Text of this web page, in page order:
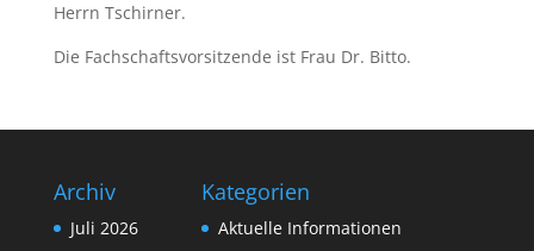
Herrn Tschirner.
Die Fachschaftsvorsitzende ist Frau Dr. Bitto.
Archiv
Juli 2026
Kategorien
Aktuelle Informationen